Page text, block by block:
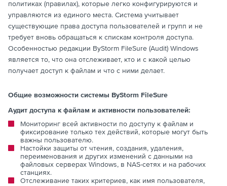
политиках (правилах), которые легко конфигурируются и
управляются из единого места. Система учитывает
существующие права доступа пользователей и групп и не
требует вновь обращаться к спискам контроля доступа.
Особенностью редакции ByStorm FileSure (Audit) Windows
является то, что она отслеживает, кто и с какой целью
получает доступ к файлам и что с ними делает.
Общие возможности системы ByStorm FileSure
Аудит доступа к файлам и активности пользователей:
Мониторинг всей активности по доступу к файлам и
фиксирование только тех действий, которые могут быть
важны пользователю.
Настойки защиты от чтения, создания, удаления,
переименования и других изменений с данными на
файловых серверах Windows, в NAS-сетях и на рабочих
станциях.
Отслеживание таких критериев, как имя пользователя,